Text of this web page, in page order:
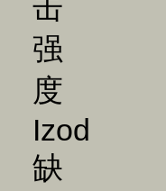
击
强
度
Izod
缺